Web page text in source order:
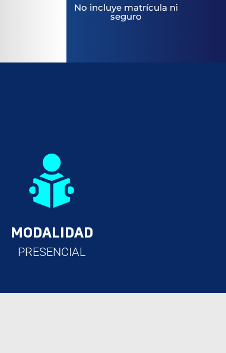
No incluye matrícula ni
seguro
MODALIDAD
PRESENCIAL